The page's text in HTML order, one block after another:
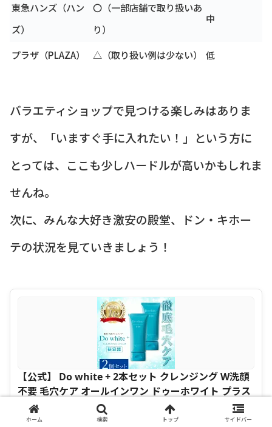
東急ハンズ（ハン
ズ）
〇（一部店舗で取り扱いあ
り）
中
プラザ（PLAZA） △（取り扱い例は少ない） 低
バラエティショップで見つける楽しみはありま
すが、「いますぐ手に入れたい！」という方に
とっては、ここも少しハードルが高いかもしれま
せんね。
次に、みんな大好き激安の殿堂、ドン・キホー
テの状況を見ていきましょう！
【公式】 Do white + 2本セット クレンジング W洗顔
不要 毛穴ケア オールインワン ドゥーホワイト プラス
薬用 メイク落とし 洗顔 毛穴 黒ずみ ダブル洗顔不要
マツエクOK スキンケア 化粧落とし 無添加 クレンジ
ホーム 検索 トップ サイドバー